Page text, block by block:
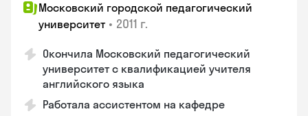
Московский городской педагогический
университет • 2011 г.
Окончила Московский педагогический
университет с квалификацией учителя
английского языка
Работала ассистентом на кафедре